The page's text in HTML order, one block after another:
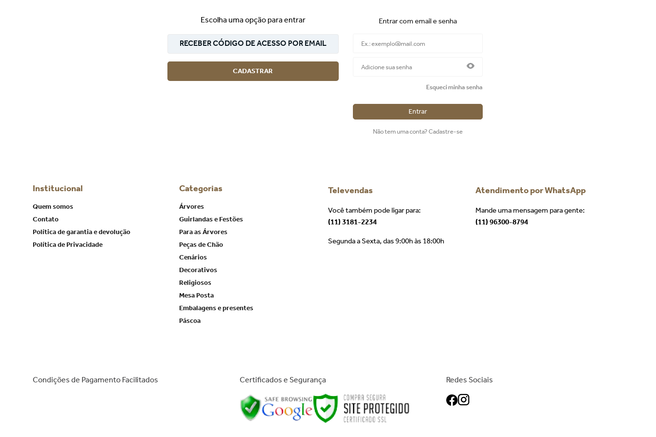
Escolha uma opção para entrar
RECEBER CÓDIGO DE ACESSO POR EMAIL
CADASTRAR
Entrar com email e senha
Esqueci minha senha
Entrar
Não tem uma conta? Cadastre-se
Institucional
Quem somos
Contato
Política de garantia e devolução
Política de Privacidade
Categorias
Árvores
Guirlandas e Festões
Para as Árvores
Peças de Chão
Cenários
Decorativos
Religiosos
Mesa Posta
Embalagens e presentes
Páscoa
Televendas
Você também pode ligar para:
(11) 3181-2234
Segunda a Sexta, das 9:00h às 18:00h
Atendimento por WhatsApp
Mande uma mensagem para gente:
(11) 96300-8794
Condições de Pagamento Facilitados Certificados e Segurança Redes Sociais